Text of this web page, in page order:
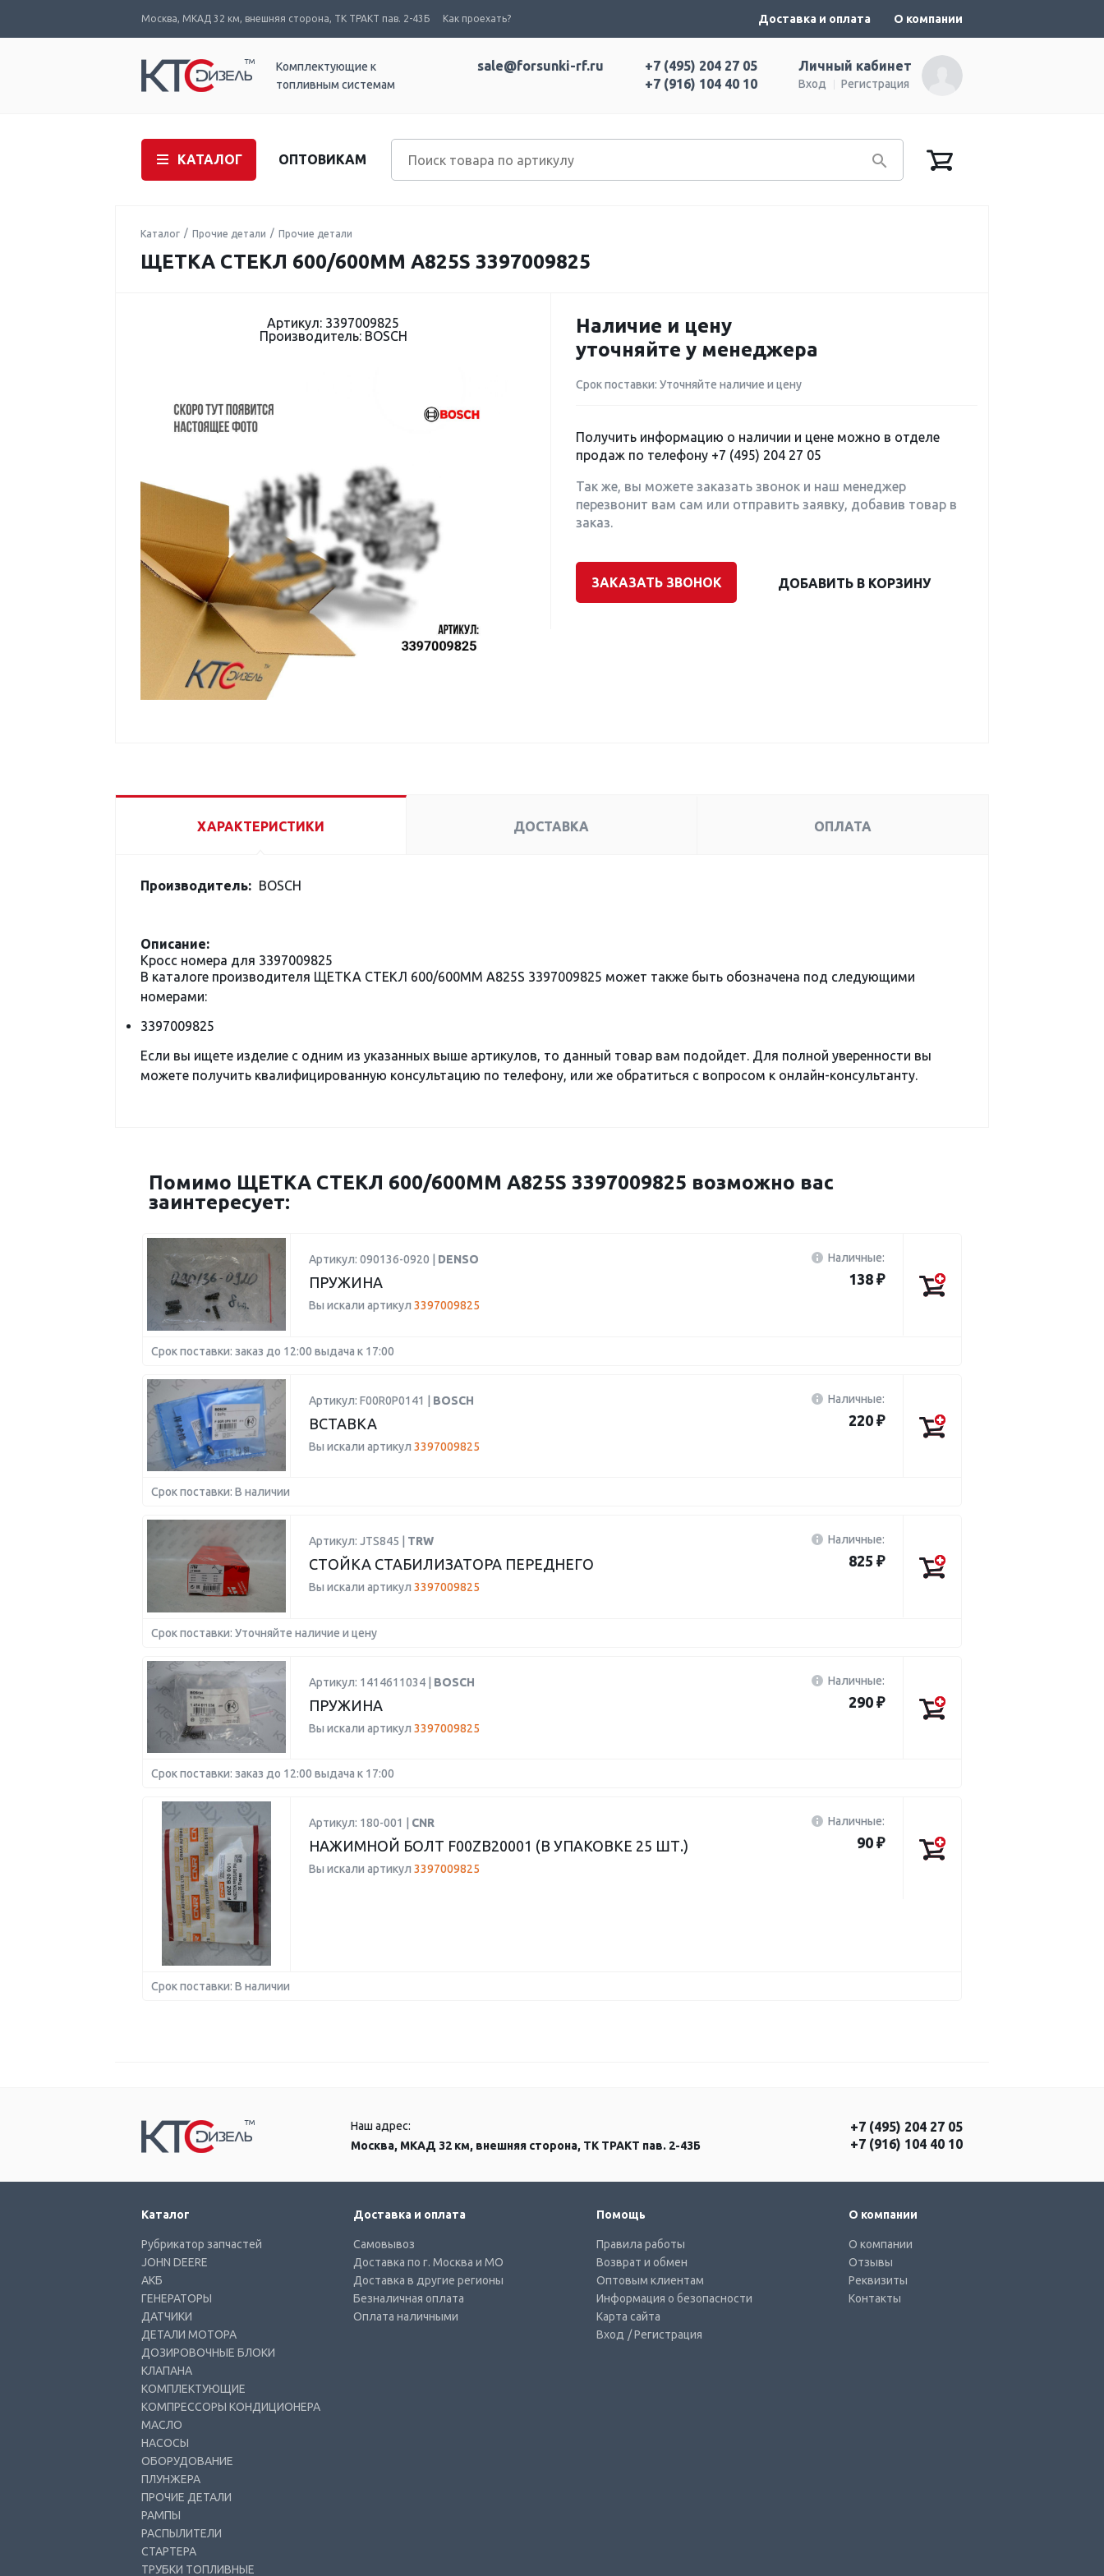
Москва, МКАД 32 км, внешняя сторона, ТК ТРАКТ пав. 2-43Б Как проехать? Доставка и оплата О компании
Комплектующие к
топливным системам
Личный кабинет
Вход Регистрация
+7 (495) 204 27 05
+7 (916) 104 40 10
sale@forsunki-rf.ru
КАТАЛОГ ОПТОВИКАМ
Каталог Прочие детали Прочие детали
ЩЕТКА СТЕКЛ 600/600ММ A825S 3397009825
Артикул: 3397009825
Производитель: BOSCH
Наличие и цену
уточняйте у менеджера
Срок поставки: Уточняйте наличие и цену
Получить информацию о наличии и цене можно в отделе
продаж по телефону +7 (495) 204 27 05
Так же, вы можете заказать звонок и наш менеджер
перезвонит вам сам или отправить заявку, добавив товар в
заказ.
ЗАКАЗАТЬ ЗВОНОК ДОБАВИТЬ В КОРЗИНУ
ХАРАКТЕРИСТИКИ ДОСТАВКА ОПЛАТА
Производитель: BOSCH
Описание:
Кросс номера для 3397009825
В каталоге производителя ЩЕТКА СТЕКЛ 600/600ММ A825S 3397009825 может также быть обозначена под следующими
номерами:
3397009825
Если вы ищете изделие с одним из указанных выше артикулов, то данный товар вам подойдет. Для полной уверенности вы
можете получить квалифицированную консультацию по телефону, или же обратиться с вопросом к онлайн-консультанту.
Помимо ЩЕТКА СТЕКЛ 600/600ММ A825S 3397009825 возможно вас
заинтересует:
Артикул: 090136-0920 | DENSO
ПРУЖИНА
Вы искали артикул 3397009825
Наличные:
138 ₽
Срок поставки: заказ до 12:00 выдача к 17:00
Артикул: F00R0P0141 | BOSCH
ВСТАВКА
Вы искали артикул 3397009825
Наличные:
220 ₽
Срок поставки: В наличии
Артикул: JTS845 | TRW
СТОЙКА СТАБИЛИЗАТОРА ПЕРЕДНЕГО
Вы искали артикул 3397009825
Наличные:
825 ₽
Срок поставки: Уточняйте наличие и цену
Артикул: 1414611034 | BOSCH
ПРУЖИНА
Вы искали артикул 3397009825
Наличные:
290 ₽
Срок поставки: заказ до 12:00 выдача к 17:00
Артикул: 180-001 | CNR
НАЖИМНОЙ БОЛТ F00ZB20001 (В УПАКОВКЕ 25 ШТ.)
Вы искали артикул 3397009825
Наличные:
90 ₽
Срок поставки: В наличии
Наш адрес:
Москва, МКАД 32 км, внешняя сторона, ТК ТРАКТ пав. 2-43Б
+7 (495) 204 27 05
+7 (916) 104 40 10
Каталог
Рубрикатор запчастей
JOHN DEERE
АКБ
ГЕНЕРАТОРЫ
ДАТЧИКИ
ДЕТАЛИ МОТОРА
ДОЗИРОВОЧНЫЕ БЛОКИ
КЛАПАНА
КОМПЛЕКТУЮЩИЕ
КОМПРЕССОРЫ КОНДИЦИОНЕРА
МАСЛО
НАСОСЫ
ОБОРУДОВАНИЕ
ПЛУНЖЕРА
ПРОЧИЕ ДЕТАЛИ
РАМПЫ
РАСПЫЛИТЕЛИ
СТАРТЕРА
ТРУБКИ ТОПЛИВНЫЕ
Доставка и оплата
Самовывоз
Доставка по г. Москва и МО
Доставка в другие регионы
Безналичная оплата
Оплата наличными
Помощь
Правила работы
Возврат и обмен
Оптовым клиентам
Информация о безопасности
Карта сайта
Вход / Регистрация
О компании
О компании
Отзывы
Реквизиты
Контакты